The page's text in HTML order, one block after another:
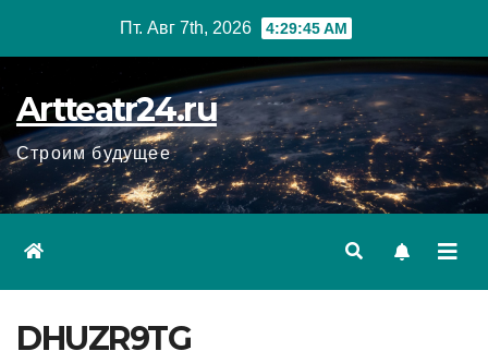
Пт. Авг 7th, 2026 4:29:46 AM
Artteatr24.ru
Строим будущее
DHUZR9TG